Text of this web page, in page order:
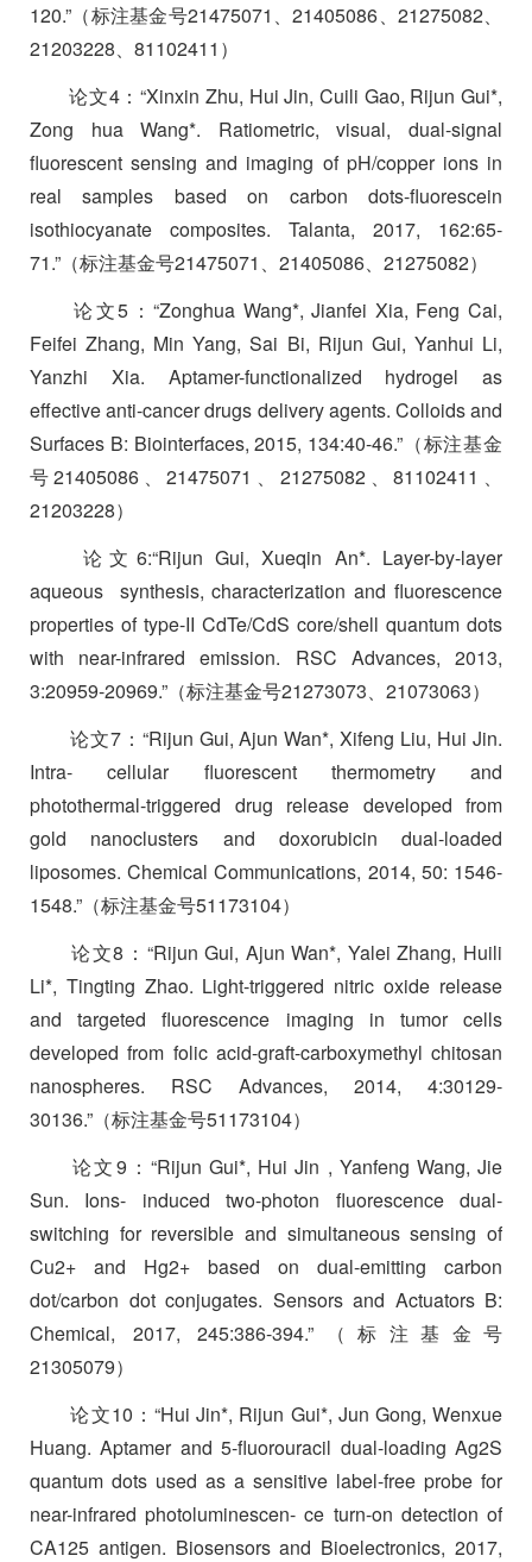
120.”（标注基金号21475071 、21405086、 21275082、
21203228、 81102411 ）
论文4：“Xinxin Zhu, Hui Jin, Cuili Gao, Rijun Gui*,
Zong hua Wang*. Ratiometric, visual, dual-signal
fluorescent sensing and imaging of pH/copper ions in
real samples based on carbon dots-fluorescein
isothiocyanate composites. Talanta, 2017, 162:65-
71.” （标注基金号21475071 、 21405086、 21275082）
论文5 ：“Zonghua Wang*, Jianfei Xia, Feng Cai,
Feifei Zhang, Min Yang, Sai Bi, Rijun Gui, Yanhui Li,
Yanzhi Xia. Aptamer-functionalized hydrogel as
effective anti-cancer drugs delivery agents. Colloids and
Surfaces B: Biointerfaces, 2015, 134:40-46.” （标注基金
号21405086、21475071 、 21275082、81102411 、
21203228）
论文 6:“Rijun Gui, Xueqin An*. Layer-by-layer
aqueous
synthesis, characterization and fluorescence
properties of type-II CdTe/CdS core/shell quantum dots
with near-infrared emission. RSC Advances, 2013,
3:20959-20969.” （标注基金号21273073、 21073063）
论文7： “Rijun Gui, Ajun Wan*, Xifeng Liu, Hui Jin.
Intra- cellular fluorescent thermometry and
photothermal-triggered drug release developed from
gold nanoclusters and doxorubicin dual-loaded
liposomes. Chemical Communications, 2014, 50: 1546-
1548.” （标注基金号51173104）
论文8 ： “Rijun Gui, Ajun Wan*, Yalei Zhang, Huili
Li*, Tingting Zhao. Light-triggered nitric oxide release
and targeted fluorescence imaging in tumor cells
developed from folic acid-graft-carboxymethyl chitosan
nanospheres. RSC Advances, 2014, 4:30129-
30136.” （标注基金号51173104）
论文9 ： “Rijun Gui*, Hui Jin , Yanfeng Wang, Jie
Sun. Ions- induced two-photon fluorescence dual-
switching for reversible and simultaneous sensing of
Cu2+ and Hg2+ based on dual-emitting carbon
dot/carbon dot conjugates. Sensors and Actuators B:
Chemical, 2017, 245:386-394.” （标注基金号
21305079）
论文10 ：“Hui Jin*, Rijun Gui*, Jun Gong, Wenxue
Huang. Aptamer and 5-fluorouracil dual-loading Ag2S
quantum dots used as a sensitive label-free probe for
near-infrared photoluminescen- ce turn-on detection of
CA125 antigen. Biosensors and Bioelectronics, 2017,